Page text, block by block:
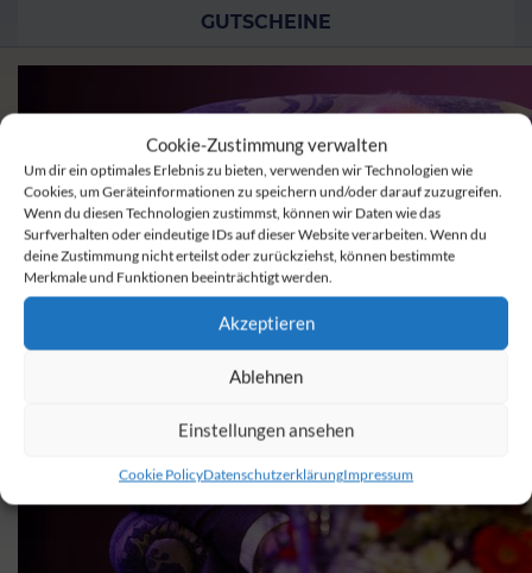
Cookie-Zustimmung verwalten
Um dir ein optimales Erlebnis zu bieten, verwenden wir Technologien wie
Cookies, um Geräteinformationen zu speichern und/oder darauf zuzugreifen.
Wenn du diesen Technologien zustimmst, können wir Daten wie das
Surfverhalten oder eindeutige IDs auf dieser Website verarbeiten. Wenn du
deine Zustimmung nicht erteilst oder zurückziehst, können bestimmte
Merkmale und Funktionen beeinträchtigt werden.
Akzeptieren
Ablehnen
Einstellungen ansehen
Cookie PolicyDatenschutzerklärungImpressum
GUTSCHEINE